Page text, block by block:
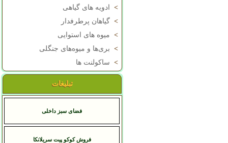
>
ادویه های گیاهی
> گیاهان پرطرفدار
> میوه های استوایی
> بری‌ها و میوه‌های جنگلی
> ساکولنت ها
تبلیغات
فضای سبز داخلی
فروش کوکو پیت سریلانکا